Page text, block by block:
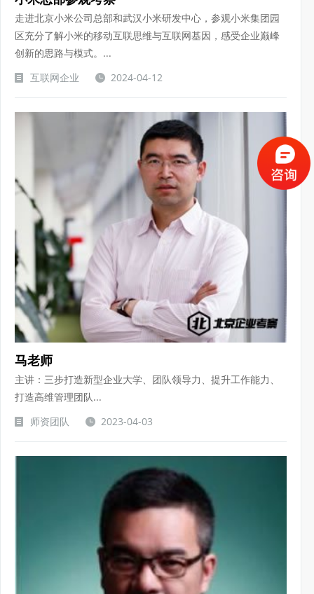
走进北京小米公司总部和武汉小米研发中心，参观小米集团园
区充分了解小米的移动互联思维与互联网基因，感受企业巅峰
创新的思路与模式。...
互联网企业
2024-04-12
马老师
主讲：三步打造新型企业大学、团队领导力、提升工作能力、
打造高维管理团队...
师资团队
2023-04-03